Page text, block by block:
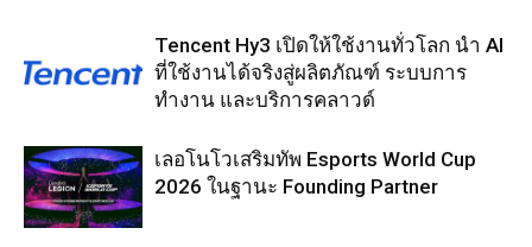
Tencent Hy3 เปิดให้ใช้งานทั่วโลก นำ AI
ที่ใช้งานได้จริงสู่ผลิตภัณฑ์ ระบบการ
ทำงาน และบริการคลาวด์
เลอโนโวเสริมทัพ Esports World Cup
2026 ในฐานะ Founding Partner